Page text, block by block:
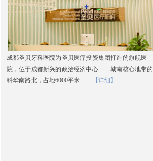
成都圣贝牙科医院为圣贝医疗投资集团打造的旗舰医
院，位于成都新兴的政治经济中心——城南核心地带的
科华南路北，占地6000平米…… 【详细】